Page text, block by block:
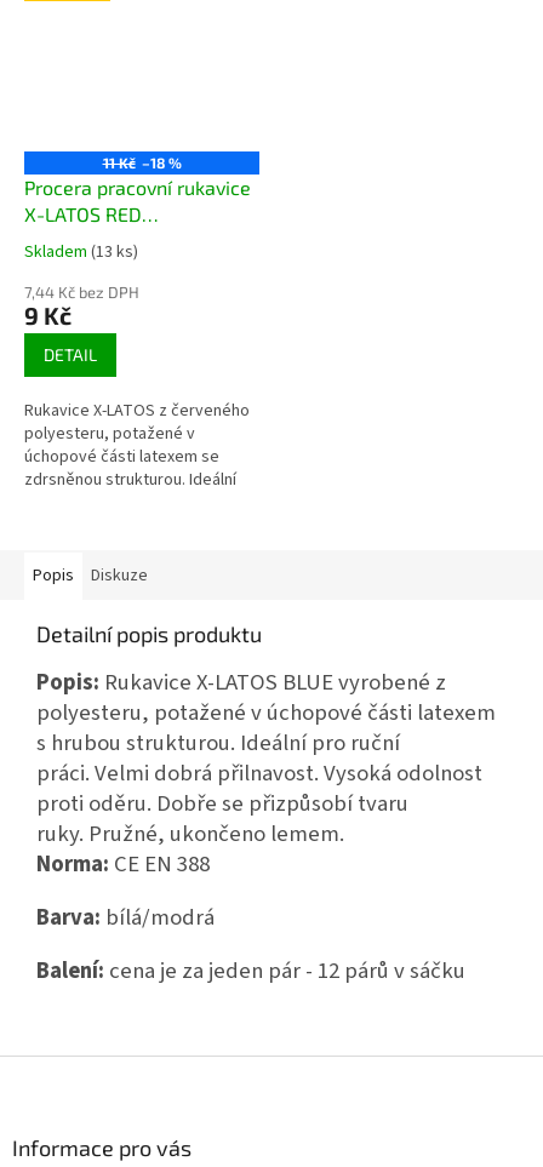
11 Kč –18 %
Procera pracovní rukavice
X-LATOS RED
07,08,09,10,11
Průměrné
produktu
je
hvězdiček.
Skladem (13 ks)
7,44 Kč bez DPH
9 Kč
DETAIL
Rukavice X-LATOS z červeného
polyesteru, potažené v
úchopové části latexem se
zdrsněnou strukturou. Ideální
Popis Diskuze
Detailní popis produktu
Popis: Rukavice X-LATOS BLUE vyrobené z
polyesteru, potažené v úchopové části latexem
s hrubou strukturou. Ideální pro ruční
práci. Velmi dobrá přilnavost. Vysoká odolnost
proti oděru. Dobře se přizpůsobí tvaru
ruky. Pružné, ukončeno lemem.
Norma: CE EN 388
Barva: bílá/modrá
Balení: cena je za jeden pár - 12 párů v sáčku
Informace pro vás